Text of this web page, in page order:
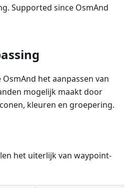
Supported since OsmAnd
het aanpassen van
mogelijk maakt door
kleuren en groepering.
het uiterlijk van waypoint-